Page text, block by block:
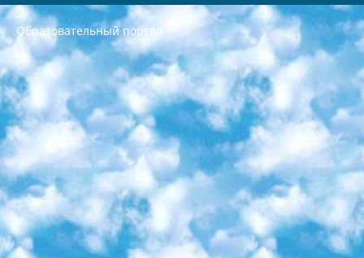
Образовательный портал
РЕСПУБЛИКА УЗБЕКИСТАН МИНИСТРЕРСТВО ДОШКОЛЬНОГО И ШКОЛЬНОГО ОБРАЗОВАНИЯ КОМАНДА в общеобразовательных учреждениях в 2023-2024 учебном году организация и проведение итоговой государственной аттестации обучающихся о Министра дошкольного и школьного образования Республики Узбекистан от 4 марта 2008 года (постановлением Минюста от 20 марта 2008 года № 1778 государственной регистрации) «Итоговое состояние учащихся общего среднего образования на основании положения об утверждении положения об аттестации общего среднего образования выпускной экзамен студентов в образовательных учреждениях в 2023-2024 учебном году В целях организации и прохождения аттестации приказываю: 1. Следующее: перечень предметов, по которым будет проводиться итоговая государственная аттестация и экзамен формы перевода согласно приложению 1; сертификаты международного образца, оценивающие уровень владения иностранными языками перечень согласно приложению 2; 2. Педагогический при специализированных образовательных учреждениях. научно-практический центр квалификации и международной оценки (Д.Давидова) 2024 г. До 25 марта: задания по предметам, по которым будет проводиться итоговая аттестация разработка и утверждение технических условий; итоговая аттестация на основании разработанного предметного задания разработка вопросов по предметам (устно и письменно), экзамен передача; общеобразовательные средние школы и специальные учебные заведения учащиеся выпускных классов школ и интернатов в агентской системе подготовка базы данных экзаменационных материалов и критериев оценки; перевод базы экзаменационных материалов на все языки обучения подать в Республиканский образовательный центр для изготовления; варианты экзаменов на основе разработанных контрольных материалов пусть будут поставлены задачи формирования. 3. Республиканский образовательный центр (Ш.Худайкулов) до 5 апреля 2024 года. до: база данных предоставленных экзаменационных материалов на все языки обучения перевод и экспертиза; для слепых, слабовидящих, глухих, слабослышащих и умственно отсталых детей учащиеся выпускных классов специализированных школ и школ-интернатов база данных экзаменационных материалов на всех преподаваемых языках подготовка критериев оценки; специализированные школы для умственно отсталых детей и технологии для учащихся выпускных классов школ-интернатов разработка соответствующих рекомендаций и критериев проведения ЕГЭ по естествознанию давать задания. 4. Педагогический при специализированных образовательных учреждениях. Научно-практический центр навыков и международной оценки (Д.Давидова), Республика образовательный центр (Худайкулов Ш.) итоговый государственный аттестационный экзамен ориентирован на творческое и логическое мышление при подготовке базы материалов учитывать введение заданий. 5. Следует отметить, что: сертификат государственного образца о знании общеобразовательного предмета и как минимум национальный уровень B1 по предметам на иностранных языках, указанным в Приложении 2. или международно признанный сертификат эквивалентного уровня студенты, изучающие определенный предмет, освобождаются от экзамена; по соответствующим предметам запланирована итоговая государственная аттестация за день до дня, путем жеребьевки Рабочей группой (в письменной форме по предметам, проводимым в форме) из числа сформированных вариантов выбрано 2 варианта; 2 выбранных варианта экзамена анонсированы на официальном сайте министерства и все выпускники по всей стране на основе этих вариантов проводит итоговую государственную аттестацию. 6. Государственное образование учащихся средних общеобразовательных учреждений. знания в соответствии с квалификационными требованиями, которые необходимо приобрести на основании стандартов итоговый (выпускной) контроль для 9 и 11 классов в целях тестирования Экзамены (далее – экзамены) состоят из предметов, перечисленных в приложении 1. будет сделано. 7. Экзамены пройдут с 26 мая по 15 июня 2024 г. (кроме науки физического воспитания). 8. Физическая для учащихся 9 классов общесредних образовательных учреждений. Экзамены по предмету «Образование, квалификация медицина» 1-6 мая 2024 года. сотрудники перевести под присмотр (с отклонениями в физическом или умственном развитии) специализированная школа для детей, школы-интернаты и со сколиозом школы-интернаты санаторного типа для больных детей исключены). 9. Он был слепым, слабовидящим и имел нарушения опорно-двигательного аппарата. экзамены в специализированных школах и интернатах для детей должны проводиться исходя из требований, предъявляемых к общеобразовательным учреждениям (физкультура кроме науки). 10. Специализированная школа для глухих и слабослышащих детей. и экзамены в интернатах и быть реализован в виде письменного теста по математике. 11. Специальность для умственно отсталых детей. Для 9 класса Родной язык и литературное письмо Государственный язык (язык обучения – узбекский). для неклассов) написано Математическое письмо Письменная/устная история Узбекистана Физическое воспитание практично Итоговый контроль Для 11 класса Написание родного языка и литературы (эссе) Математическое письмо Узбекский язык (обучение на узбекском языке) не посещающее общее среднее образование для учреждений)/Образовательное учреждение выбор письменный и устный Иностранный язык письменный/устный Письменная/устная история Узбекистана *По выбору студента:  Химия  Физика  Основы государственного права  География 10 бесплатных образовательных ресурсов - Мы составили подборку онлайн-проектов с интерактивными упражнениями, видеолекциями и статьями. Они помогут вам обрести новые и освежить старые знания бесплатно. 1. «ИНТУИТ» Старейшая образовательная площадка Рунета. Здесь вы найдёте сотни текстовых и видеокурсов на десятки различных тем — от программирования до психологии. Многие курсы подготовлены российскими университетами и крупными международными компаниями вроде Intel и Microsoft. Самостоятельное обучение бесплатное, но желающие могут оплатить услуги персональных наставников. 2. «Смартия» знакомит с актуальными профессиями и подсказывает, как им обучаться. Выбрав заинтересовавшую вас специальность — SMM-специалист, фотограф, веб-дизайнер или другую, — увидите список необходимых для неё умений. Чтобы вы могли освоить их самостоятельно, для каждого умения площадка отображает подборку ссылок на учебные материалы. Хотя «Смартия» ориентируется на русскоязычную аудиторию, часть контента всё же доступна только на английском. 3. «Лекторий Физтеха» Проект Московского физико-технического института (Физтеха). С его помощью вы можете смотреть онлайн серии лекций, записанные на видео в этом вузе. В числе доступных предметов — физика, биология, химия, информационные технологии и другие. К некоторым лекциям администрация ресурса прилагает готовые конспекты, которые можно скачивать в PDF-формате. 4. ITMOcourses Онлайн-площадка Санкт-Петербургского национального исследовательского университета информационных технологий, механики и оптики (ИТМО). Ресурс предоставляет свободный доступ к курсам, разработанным в этом вузе. Каталог материалов разбит на четыре категории: «Оптические системы и технологии», «Приборостроение и робототехника», «Информационные технологии» и «Биотехнологии». Курсы состоят из видеолекций, интерактивных демонстраций и заданий. 5. «КиберЛенинка» Электронная научная библиотека открытого доступа. Каталог площадки регулярно обрастает текстами статей из различных научных изданий. Сгруппированные по журналам и рубрикам публикации можно читать онлайн или скачивать целиком в PDF-формате. Проект нацелен на популяризацию науки за счёт открытого доступа к качественной информации. 6. «ПостНаука» На этом ресурсе публикуют подборки видеолекций, составленные экспертами из разных отраслей и объединённые общими темами. Среди них, к примеру, есть серии «Биоинформатика и геномика», «Культура средневековой Скандинавии» и Cinema Studies о теории кино. Каждая подборка лекций — логически связанная история, рассказанная экспертом от первого лица. Кроме того, на сайте появляются научно-образовательные статьи и тесты на разные темы. 7. «Newочём» Команда проекта «Newочём» отбирает самые интересные тексты из англоязычных СМИ и переводит те из них, за которые голосуют участники сообщества «ВКонтакте». По большей части это научно-популярные статьи. Редакторы придумывают лишь заголовки, в остальном содержание переводов соответствует оригиналам. Полные тексты можно читать прямо в социальной сети. 8. InternetUrok Онлайн-база материалов по основным дисциплинам школьной программы. Информация на сайте структурирована по классам, предметам и темам (урокам). Каждый урок состоит из видеолекций и конспектов. Есть также интерактивные тренажёры и тесты для закрепления пройденного материала. Даже если вы давно окончили школу, возможность повторить программу старших классов всегда может пригодиться. 9. Edutainme Ещё один ресурс об образовании. В отличие от Newtonew, как мне кажется, Edutainme больше ориентируется на представителей индустрии: педагогов, предпринимателей, разработчиков образовательных проектов. Но и любой, кто просто стремится к саморазвитию, найдёт на сайте много полезного и интересного для себя. Например, информацию о новых курсах и образовательных сервисах. 10. Newtonew Онлайн-медиа об образовании и обучении в широком смысле. Авторы Newtonew пишут об инструментах, заведениях, тактиках и стратегиях, которые помогают учить других и получать новые знания самостоятельно. На этой площадке вы найдёте новости, обзоры, аналитические мат